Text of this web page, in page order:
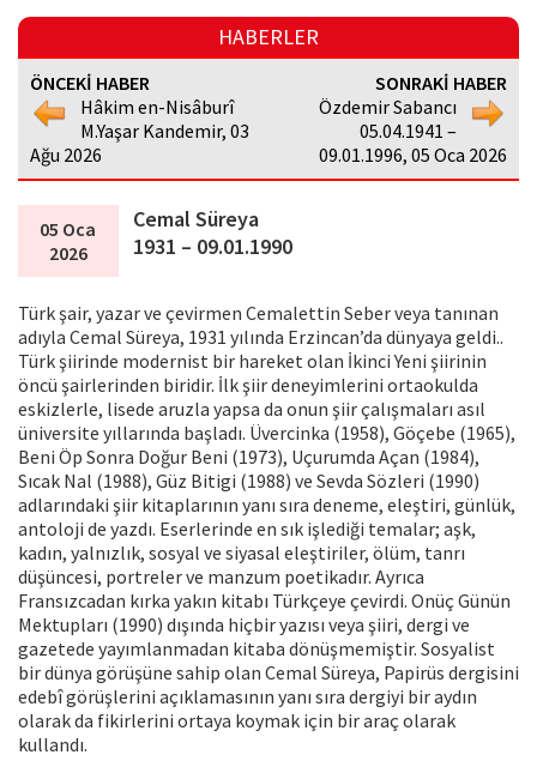
HABERLER
ÖNCEKİ HABER
Hâkim en-Nisâburî
M.Yaşar Kandemir, 03
Ağu 2026
SONRAKİ HABER
Özdemir Sabancı
05.04.1941 –
09.01.1996, 05 Oca 2026
05 Oca
2026
Cemal Süreya
1931 – 09.01.1990
Türk şair, yazar ve çevirmen Cemalettin Seber veya tanınan
adıyla Cemal Süreya, 1931 yılında Erzincan’da dünyaya geldi..
Türk şiirinde modernist bir hareket olan İkinci Yeni şiirinin
öncü şairlerinden biridir. İlk şiir deneyimlerini ortaokulda
eskizlerle, lisede aruzla yapsa da onun şiir çalışmaları asıl
üniversite yıllarında başladı. Üvercinka (1958), Göçebe (1965),
Beni Öp Sonra Doğur Beni (1973), Uçurumda Açan (1984),
Sıcak Nal (1988), Güz Bitigi (1988) ve Sevda Sözleri (1990)
adlarındaki şiir kitaplarının yanı sıra deneme, eleştiri, günlük,
antoloji de yazdı. Eserlerinde en sık işlediği temalar; aşk,
kadın, yalnızlık, sosyal ve siyasal eleştiriler, ölüm, tanrı
düşüncesi, portreler ve manzum poetikadır. Ayrıca
Fransızcadan kırka yakın kitabı Türkçeye çevirdi. Onüç Günün
Mektupları (1990) dışında hiçbir yazısı veya şiiri, dergi ve
gazetede yayımlanmadan kitaba dönüşmemiştir. Sosyalist
bir dünya görüşüne sahip olan Cemal Süreya, Papirüs dergisini
edebî görüşlerini açıklamasının yanı sıra dergiyi bir aydın
olarak da fikirlerini ortaya koymak için bir araç olarak
kullandı.